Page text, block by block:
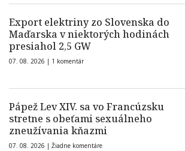
Export elektriny zo Slovenska do
Maďarska v niektorých hodinách
presiahol 2,5 GW
07. 08. 2026 | 1 komentár
Pápež Lev XIV. sa vo Francúzsku
stretne s obeťami sexuálneho
zneužívania kňazmi
07. 08. 2026 | Žiadne komentáre